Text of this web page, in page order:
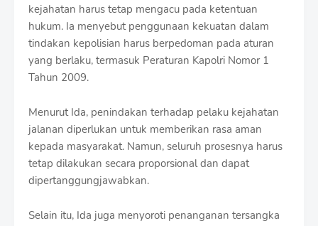
kejahatan harus tetap mengacu pada ketentuan
hukum. Ia menyebut penggunaan kekuatan dalam
tindakan kepolisian harus berpedoman pada aturan
yang berlaku, termasuk Peraturan Kapolri Nomor 1
Tahun 2009.
Menurut Ida, penindakan terhadap pelaku kejahatan
jalanan diperlukan untuk memberikan rasa aman
kepada masyarakat. Namun, seluruh prosesnya harus
tetap dilakukan secara proporsional dan dapat
dipertanggungjawabkan.
Selain itu, Ida juga menyoroti penanganan tersangka